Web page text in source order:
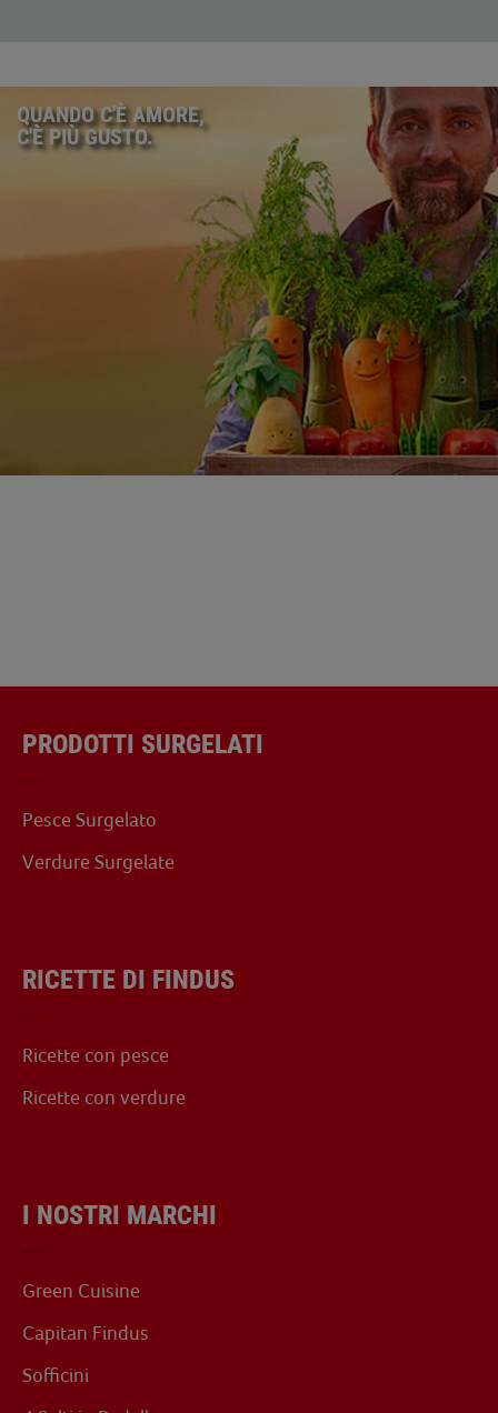
QUANDO C'È AMORE,
C'È PIÙ GUSTO.
PRODOTTI SURGELATI
Pesce Surgelato
Verdure Surgelate
RICETTE DI FINDUS
Ricette con pesce
Ricette con verdure
I NOSTRI MARCHI
Green Cuisine
Capitan Findus
Sofficini